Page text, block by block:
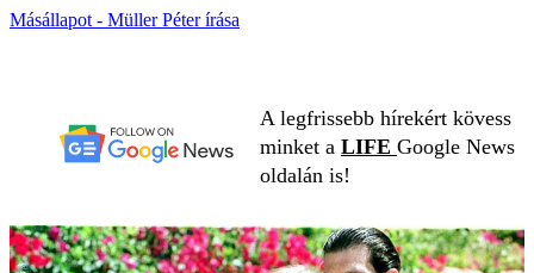
Másállapot - Müller Péter írása
A legfrissebb hírekért kövess
minket a LIFE Google News
oldalán is!